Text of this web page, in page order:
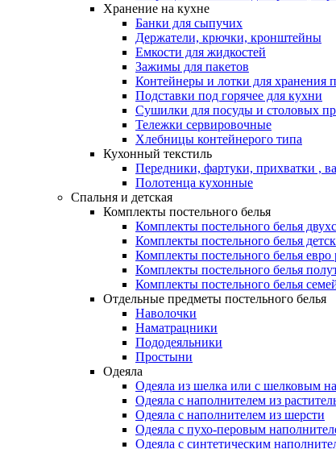
Хранение на кухне
Банки для сыпучих
Держатели, крючки, кронштейны
Емкости для жидкостей
Зажимы для пакетов
Контейнеры и лотки для хранения
Подставки под горячее для кухни
Сушилки для посуды и столовых
Тележки сервировочные
Хлебницы контейнерого типа
Кухонный текстиль
Передники, фартуки, прихватки ,
Полотенца кухонные
Спальня и детская
Комплекты постельного белья
Комплекты постельного белья
Комплекты постельного белья
Комплекты постельного белья евро
Комплекты постельного белья
Комплекты постельного белья
Отдельные предметы постельного белья
Наволочки
Наматрацники
Пододеяльники
Простыни
Одеяла
Одеяла из шелка или с шелковым
Одеяла с наполнителем из
Одеяла с наполнителем из шерсти
Одеяла с пухо-перовым
Одеяла с синтетическим